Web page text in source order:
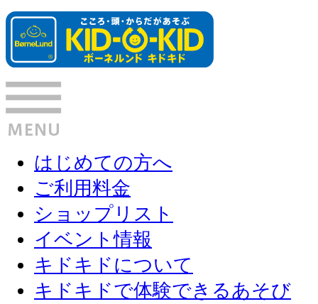
はじめての方へ
ご利用料金
ショップリスト
イベント情報
キドキドについて
キドキドで体験できるあそび